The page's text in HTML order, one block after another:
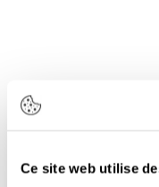
Ce site web utilise